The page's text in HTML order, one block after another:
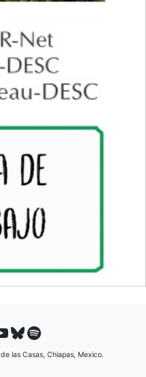
Bluesky Spotify
las Casas, Chiapas, Mexico.